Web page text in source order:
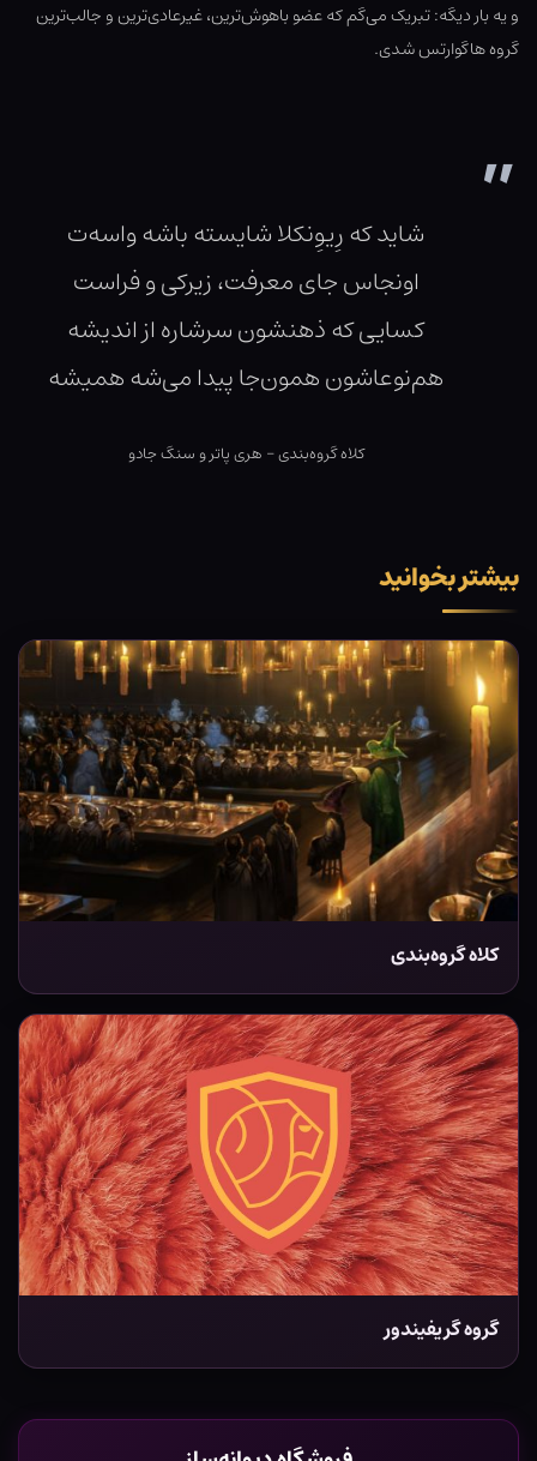
و یه بار دیگه: تبریک می‌گم که عضو باهوش‌ترین، غیرعادی‌ترین و جالب‌ترین
گروه هاگوارتس شدی.
شاید که رِیوِنکلا شایسته باشه واسه‌ت
اونجاس جای معرفت، زیرکی و فراست
کسایی که ذهنشون سرشاره از اندیشه
هم‌نوعاشون همون‌جا پیدا می‌شه همیشه
کلاه گروه‌بندی – هری پاتر و سنگ جادو
بیشتر بخوانید
کلاه گروه‌بندی
گروه گریفیندور